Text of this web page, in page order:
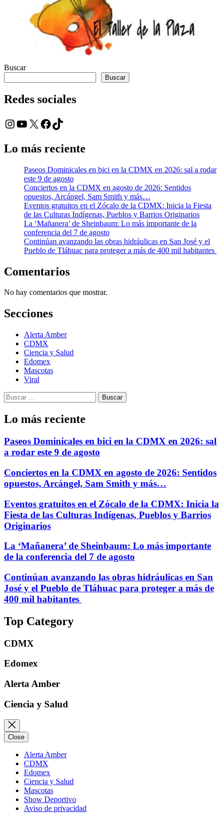
Buscar
Buscar
Redes sociales
Instagram
YouTube
X Facebook
TikTok
Lo más reciente
Paseos Dominicales en bici en la CDMX en 2026: sal a rodar
este 9 de agosto
Conciertos en la CDMX en agosto de 2026: Sentidos
opuestos, Arcángel, Sam Smith y más…
Eventos gratuitos en el Zócalo de la CDMX: Inicia la Fiesta
de las Culturas Indígenas, Pueblos y Barrios Originarios
La ‘Mañanera’ de Sheinbaum: Lo más importante de la
conferencia del 7 de agosto
Continúan avanzando las obras hidráulicas en San José y el
Pueblo de Tláhuac para proteger a más de 400 mil habitantes
Comentarios
No hay comentarios que mostrar.
Secciones
Alerta Amber
CDMX
Ciencia y Salud
Edomex
Mascotas
Viral
Buscar:
Lo más reciente
Paseos Dominicales en bici en la CDMX en 2026: sal
a rodar este 9 de agosto
Conciertos en la CDMX en agosto de 2026: Sentidos
opuestos, Arcángel, Sam Smith y más…
Eventos gratuitos en el Zócalo de la CDMX: Inicia la
Fiesta de las Culturas Indígenas, Pueblos y Barrios
Originarios
La ‘Mañanera’ de Sheinbaum: Lo más importante
de la conferencia del 7 de agosto
Continúan avanzando las obras hidráulicas en San
José y el Pueblo de Tláhuac para proteger a más de
400 mil habitantes
Top Category
CDMX
Edomex
Alerta Amber
Ciencia y Salud
Close
Alerta Amber
CDMX
Edomex
Ciencia y Salud
Mascotas
Show Deportivo
Aviso de privacidad